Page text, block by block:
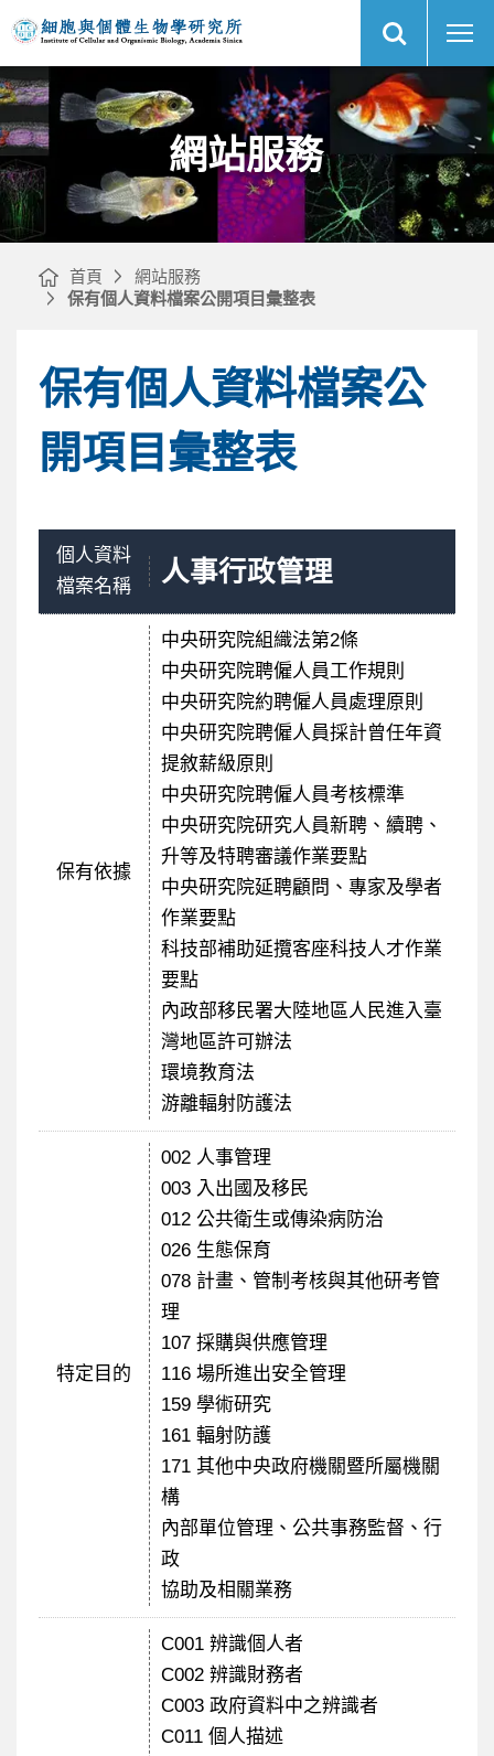
站
服
央
研
細
胞
與
個
生
物
學
研
究
所
網
站
搜
網
站
主
選
網站服務
首頁
網站服務
保有個人資料檔案公開項目彙整表
保有個人資料檔案公
開項目彙整表
個人資料
檔案名稱
人事行政管理
保有依據
中央研究院組織法第2條
中央研究院聘僱人員工作規則
中央研究院約聘僱人員處理原則
中央研究院聘僱人員採計曾任年資
提敘薪級原則
中央研究院聘僱人員考核標準
中央研究院研究人員新聘、續聘、
升等及特聘審議作業要點
中央研究院延聘顧問、專家及學者
作業要點
科技部補助延攬客座科技人才作業
要點
內政部移民署大陸地區人民進入臺
灣地區許可辦法
環境教育法
游離輻射防護法
特定目的
002 人事管理
003 入出國及移民
012 公共衛生或傳染病防治
026 生態保育
078 計畫、管制考核與其他研考管
理
107 採購與供應管理
116 場所進出安全管理
159 學術研究
161 輻射防護
171 其他中央政府機關暨所屬機關
構
內部單位管理、公共事務監督、行
政
協助及相關業務
C001 辨識個人者
C002 辨識財務者
C003 政府資料中之辨識者
C011 個人描述